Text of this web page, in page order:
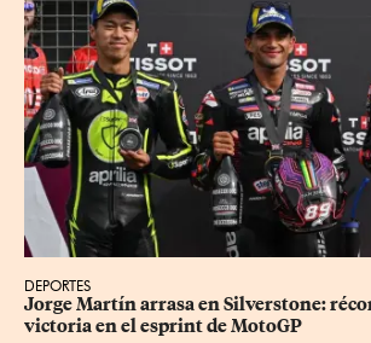
DEPORTES
Jorge Martín arrasa en Silverstone:
victoria en el esprint de MotoGP